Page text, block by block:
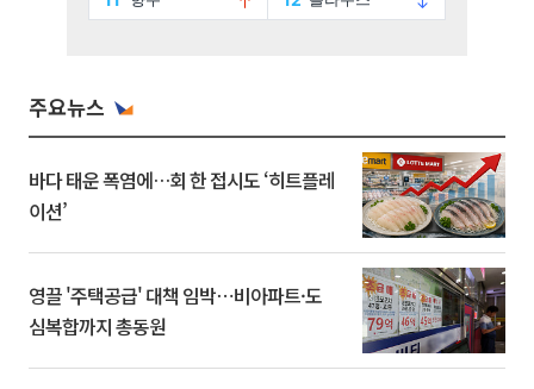
주요뉴스
바다 태운 폭염에…회 한 접시도 ‘히트플레
이션’
영끌 '주택공급' 대책 임박⋯비아파트·도
심복합까지 총동원